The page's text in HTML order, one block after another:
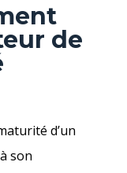
de
d’un
son